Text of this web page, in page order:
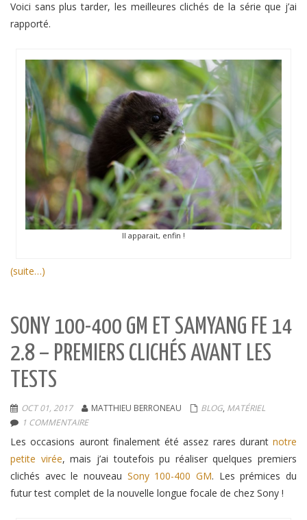
Voici sans plus tarder, les meilleures clichés de la série que j’ai
rapporté.
Il apparait, enfin !
(suite…)
SONY 100-400 GM ET SAMYANG FE 14
2.8 – PREMIERS CLICHÉS AVANT LES
TESTS
OCT 01, 2017 MATTHIEU BERRONEAU BLOG, MATÉRIEL
1 COMMENTAIRE
Les occasions auront finalement été assez rares durant notre
petite virée, mais j’ai toutefois pu réaliser quelques premiers
clichés avec le nouveau Sony 100-400 GM. Les prémices du
futur test complet de la nouvelle longue focale de chez Sony !